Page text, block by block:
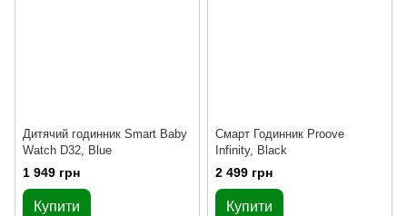
Дитячий годинник Smart Baby
Watch D32, Blue
1 949 грн
Купити
Смарт Годинник Proove
Infinity, Black
2 499 грн
Купити